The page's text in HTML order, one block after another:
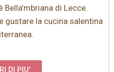
di Lecce.
gustare la cucina salentina
DI PIU'